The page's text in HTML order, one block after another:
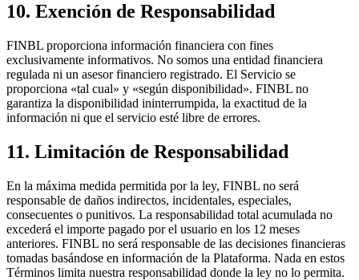
10. Exención de Responsabilidad
FINBL proporciona información financiera con fines
exclusivamente informativos. No somos una entidad financiera
regulada ni un asesor financiero registrado. El Servicio se
proporciona «tal cual» y «según disponibilidad». FINBL no
garantiza la disponibilidad ininterrumpida, la exactitud de la
información ni que el servicio esté libre de errores.
11. Limitación de Responsabilidad
En la máxima medida permitida por la ley, FINBL no será
responsable de daños indirectos, incidentales, especiales,
consecuentes o punitivos. La responsabilidad total acumulada no
excederá el importe pagado por el usuario en los 12 meses
anteriores. FINBL no será responsable de las decisiones financieras
tomadas basándose en información de la Plataforma. Nada en estos
Términos limita nuestra responsabilidad donde la ley no lo permita.